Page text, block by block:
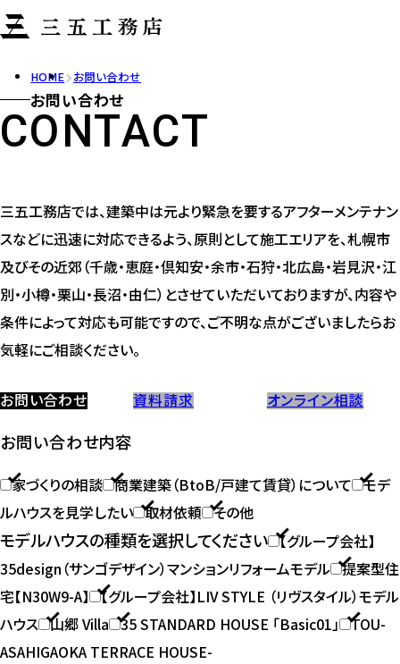
HOME お問い合わせ
お問い合わせ
CONTACT
三五工務店では、建築中は元より緊急を要するアフターメンテナン
スなどに迅速に対応できるよう、原則として施工エリアを、札幌市
及びその近郊（千歳・恵庭・倶知安・余市・石狩・北広島・岩見沢・江
別・小樽・栗山・長沼・由仁）とさせていただいておりますが、内容や
条件によって対応も可能ですので、ご不明な点がございましたらお
気軽にご相談ください。
お問い合わせ 資料請求 オンライン相談
お問い合わせ内容
家づくりの相談 商業建築（BtoB/戸建て賃貸）について モデ
ルハウスを見学したい 取材依頼 その他
モデルハウスの種類を選択してください 【グループ会社】
35design（サンゴデザイン）マンションリフォームモデル 提案型住
宅【N30W9-A】
【グループ会社】LIV STYLE （リヴスタイル）モデル
ハウス 山郷 Villa 35 STANDARD HOUSE 「Basic01」
TOU-
ASAHIGAOKA TERRACE HOUSE-